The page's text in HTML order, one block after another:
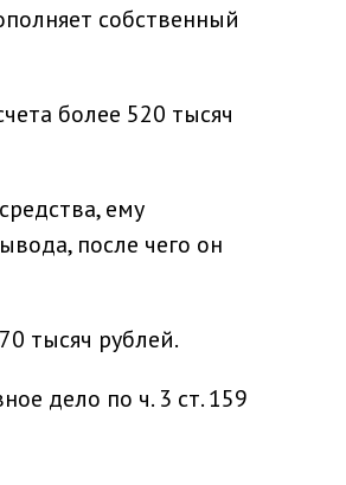
собственный
более 520 тысяч
ему
после чего он
тысяч рублей.
дело по ч. 3 ст. 159